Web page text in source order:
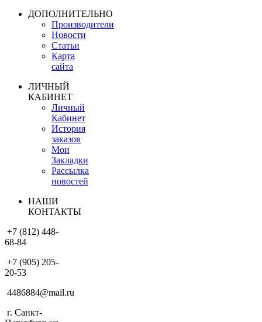
ДОПОЛНИТЕЛЬНО
Производители
Новости
Статьи
Карта
сайта
ЛИЧНЫЙ
КАБИНЕТ
Личный
Кабинет
История
заказов
Мои
Закладки
Рассылка
новостей
НАШИ
КОНТАКТЫ
+7 (812) 448-
68-84
+7 (905) 205-
20-53
4486884@mail.ru
г. Санкт-